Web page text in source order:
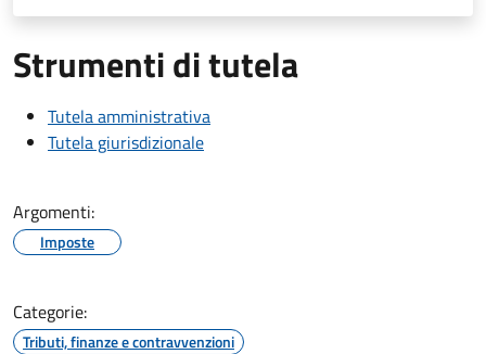
Strumenti di tutela
Tutela amministrativa
Tutela giurisdizionale
Argomenti:
Imposte
Categorie:
Tributi, finanze e contravvenzioni